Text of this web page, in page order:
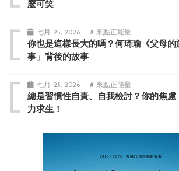
麼可笑
七月 25, 2026 # 來點正能量
你也是這樣長大的嗎？何琦瑜《父母
事」背後的故事
七月 23, 2026 # 來點正能量
總是習慣性自責、自我檢討？你的焦慮
力求生！